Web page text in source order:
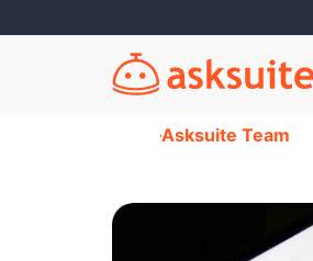
Asksuite Team